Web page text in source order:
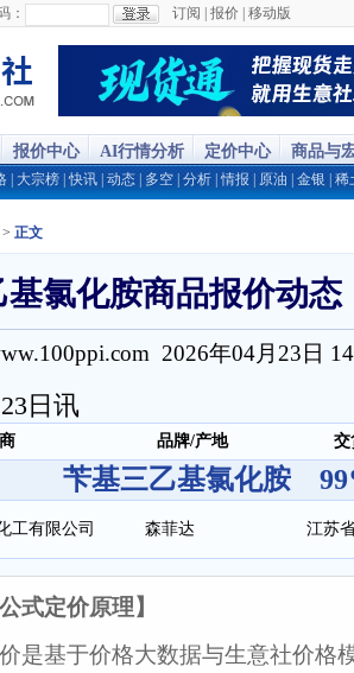
： 订阅 报价 移动版
报价中心 AI行情分析 定价中心 商品与
大宗榜 |快讯 动态 多空 分析 |情报 原油 金银 稀
> 正文
氯化胺商品报价动态
2026年04月23日
日讯
品牌/产地 交
苄基三乙基氯化胺
工有限公司 森菲达 江苏
式定价原理】
是基于价格大数据与生意社价格